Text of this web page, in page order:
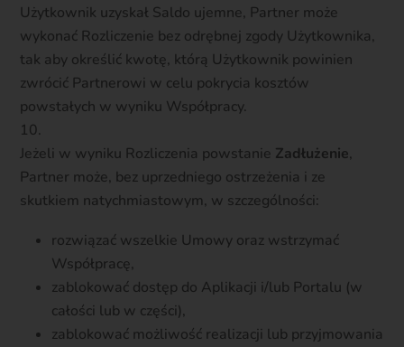
Użytkownik uzyskał Saldo ujemne, Partner może
wykonać Rozliczenie bez odrębnej zgody Użytkownika,
tak aby określić kwotę, którą Użytkownik powinien
zwrócić Partnerowi w celu pokrycia kosztów
powstałych w wyniku Współpracy.
Jeżeli w wyniku Rozliczenia powstanie Zadłużenie,
Partner może, bez uprzedniego ostrzeżenia i ze
skutkiem natychmiastowym, w szczególności:
rozwiązać wszelkie Umowy oraz wstrzymać
Współpracę,
zablokować dostęp do Aplikacji i/lub Portalu (w
całości lub w części),
zablokować możliwość realizacji lub przyjmowania